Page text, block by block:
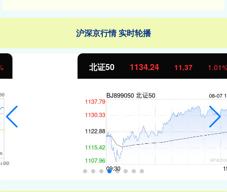
沪深京行情 实时轮播
1134.24 11.37 1.01%